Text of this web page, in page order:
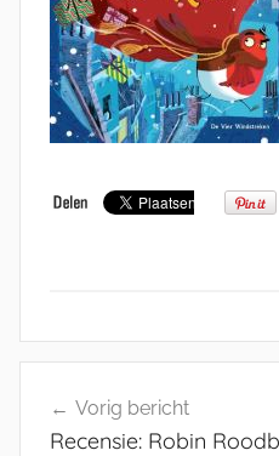
navigatie
Vorig bericht
Recensie: Robin